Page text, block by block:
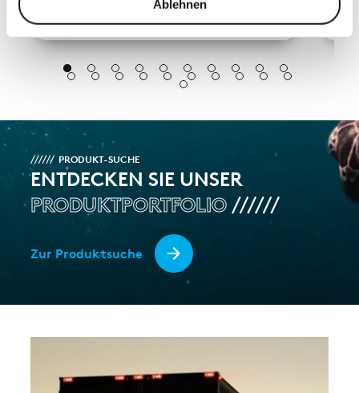
soziale Medien, Werbung und Analysen weiter. Unsere
Partner führen diese Informationen möglicherweise mit
haben oder die sie im Rahmen Ihrer Nutzung der Dienste
Ablehnen
PRODUKT-SUCHE
ENTDECKEN SIE UNSER
PRODUKTPORTFOLIO
Zur Produktsuche